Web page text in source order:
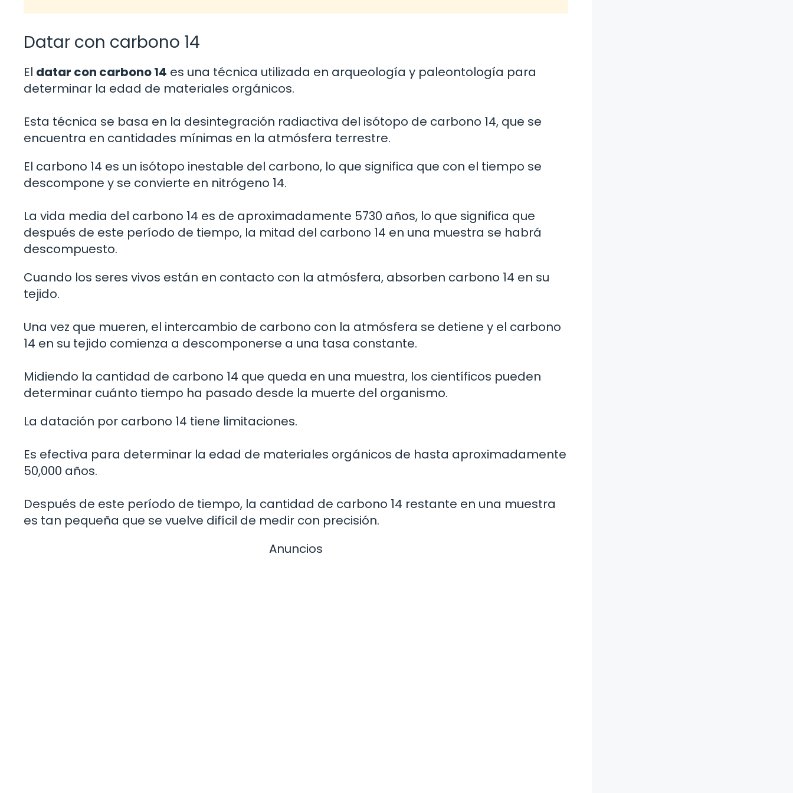
Datar con carbono 14
El datar con carbono 14 es una técnica utilizada en arqueología y paleontología para
determinar la edad de materiales orgánicos.
Esta técnica se basa en la desintegración radiactiva del isótopo de carbono 14, que se
encuentra en cantidades mínimas en la atmósfera terrestre.
El carbono 14 es un isótopo inestable del carbono, lo que significa que con el tiempo se
descompone y se convierte en nitrógeno 14.
La vida media del carbono 14 es de aproximadamente 5730 años, lo que significa que
después de este período de tiempo, la mitad del carbono 14 en una muestra se habrá
descompuesto.
Cuando los seres vivos están en contacto con la atmósfera, absorben carbono 14 en su
tejido.
Una vez que mueren, el intercambio de carbono con la atmósfera se detiene y el carbono
14 en su tejido comienza a descomponerse a una tasa constante.
Midiendo la cantidad de carbono 14 que queda en una muestra, los científicos pueden
determinar cuánto tiempo ha pasado desde la muerte del organismo.
La datación por carbono 14 tiene limitaciones.
Es efectiva para determinar la edad de materiales orgánicos de hasta aproximadamente
50,000 años.
Después de este período de tiempo, la cantidad de carbono 14 restante en una muestra
es tan pequeña que se vuelve difícil de medir con precisión.
Anuncios